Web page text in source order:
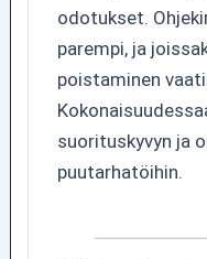
odotukset.
parempi, ja
poistaminen
suorituskyvyn ja
puutarhatöihin.